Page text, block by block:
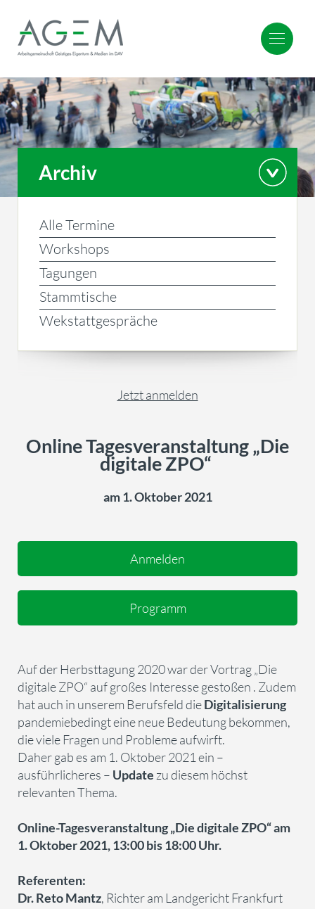
Archiv
Alle Termine
Workshops
Tagungen
Stammtische
Wekstattgespräche
Jetzt anmelden
Online Tagesveranstaltung „Die
digitale ZPO“
am 1. Oktober 2021
Anmelden
Programm
Auf der Herbsttagung 2020 war der Vortrag „Die
digitale ZPO“ auf großes Interesse gestoßen . Zudem
hat auch in unserem Berufsfeld dieDigitalisierung
pandemiebedingt eine neue Bedeutung bekommen,
die viele Fragen und Probleme aufwirft.
Daher gab es am 1. Oktober 2021 ein –
ausführlicheres – Update zu diesem höchst
relevanten Thema.
Online-Tagesveranstaltung „Die digitale ZPO“ am
1. Oktober 2021, 13:00 bis 18:00 Uhr.
Referenten:
Dr. Reto Mantz, Richter am Landgericht Frankfurt